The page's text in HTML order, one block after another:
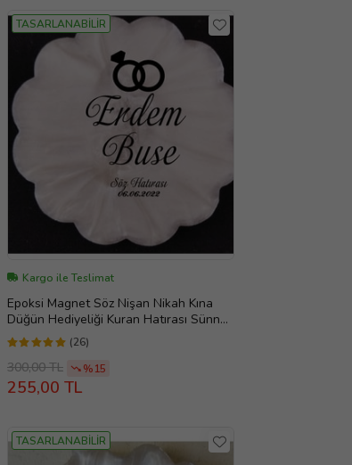
TASARLANABİLİR
Kargo ile Teslimat
Epoksi Magnet Söz Nişan Nikah Kına
Düğün Hediyeliği Kuran Hatırası Sünnet
Mevlüt (Beyaz)
(26)
300,00 TL %15
255,00 TL
TASARLANABİLİR